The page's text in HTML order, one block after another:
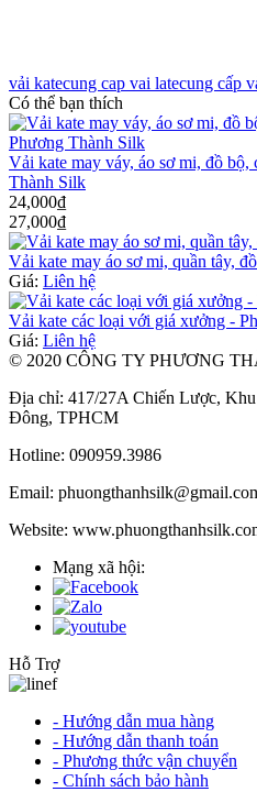
vải katecung cap vai latecung cấp
Có thể bạn thích
Vải kate may váy, áo sơ mi, đồ
Thành Silk
24,000₫
27,000₫
Vải kate may áo sơ mi, quần tây,
Giá: Liên hệ
Vải kate các loại với giá xưởng -
Giá: Liên hệ
© 2020 CÔNG TY PHƯƠNG
Địa chỉ: 417/27A Chiến Lược,
Đông, TPHCM
Hotline: 090959.3986
Email:
Website:
Mạng xã hội:
Hỗ Trợ
- Hướng dẫn mua hàng
- Hướng dẫn thanh toán
- Phương thức vận chuyển
- Chính sách bảo hành